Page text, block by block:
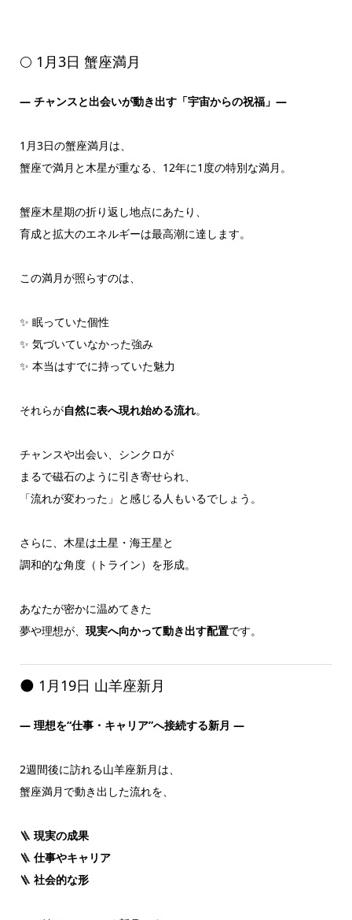
🌕 1月3日 蟹座満月
― チャンスと出会いが動き出す「宇宙からの祝福」―
1月3日の蟹座満月は、
蟹座で満月と木星が重なる、12年に1度の特別な満月。
蟹座木星期の折り返し地点にあたり、
育成と拡大のエネルギーは最高潮に達します。
この満月が照らすのは、
✨ 眠っていた個性
✨ 気づいていなかった強み
✨ 本当はすでに持っていた魅力
それらが自然に表へ現れ始める流れ。
チャンスや出会い、シンクロが
まるで磁石のように引き寄せられ、
「流れが変わった」と感じる人もいるでしょう。
さらに、木星は土星・海王星と
調和的な角度（トライン）を形成。
あなたが密かに温めてきた
夢や理想が、 現実へ向かって動き出す配置です。
🌑 1月19日 山羊座新月
― 理想を“仕事・キャリア”へ接続する新月 ―
2週間後に訪れる山羊座新月は、
蟹座満月で動き出した流れを、
🪜 現実の成果
🪜 仕事やキャリア
🪜 社会的な形